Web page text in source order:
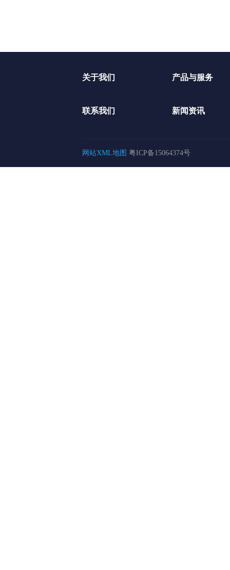
关于我们 产品与服务
联系我们 新闻资讯
网站XML地图 粤ICP备15064374号